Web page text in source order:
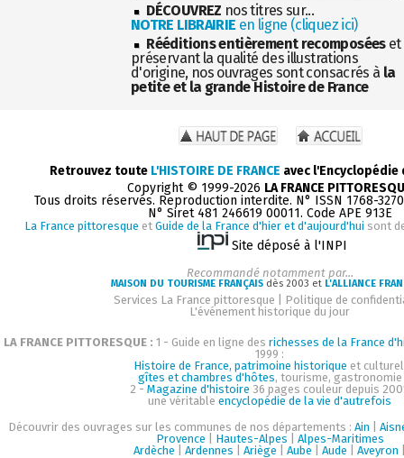
DÉCOUVREZ nos titres sur...
NOTRE LIBRAIRIE en ligne (cliquez ici)
Rééditions entièrement recomposéeset
préservant la qualité des illustrations
d'origine, nos ouvrages sont consacrés à la
petite et la grande Histoire de France
Retrouvez toute L'HISTOIRE DE FRANCE avec
Copyright © 1999-2026 LA FRANCE
Tous droits réservés. Reproduction interdite. N° ISSN 1768-
N° Siret 481 246619 00011. Code APE 913E
La France pittoresque et Guide de la France d'hier et d'aujourd'hui sont
Site déposé à l'INPI
Recommandé notamment par...
MAISON DU TOURISME FRANÇAIS dès 2003 et L'ALLIANCE
Services La France pittoresque
Politique de
L'événement historique du jour
LA FRANCE PITTORESQUE : 1 - Guide en ligne des richesses de la France
1999 :
Histoire de France, patrimoine historique et
gîtes et chambres d'hôtes, tourisme, gastronomie
2 - Magazine d'histoire 36 pages couleur depuis
une véritableencyclopédie de la vie d'autrefois
Découvrir des ouvrages sur les communes de nos départements :Ain |
Provence
Hautes-Alpes
Alpes-Maritimes
Ardèche |Ardennes |Ariège |Aube |Aude |Aveyron